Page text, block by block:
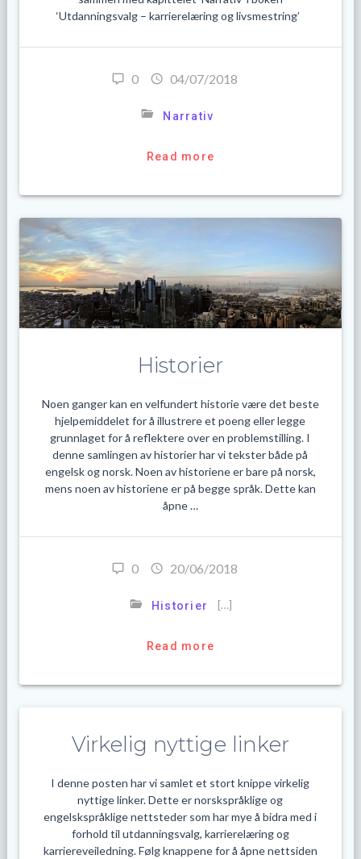
‘Utdanningsvalg – karrierelæring og livsmestring’
0 04/07/2018
Narrativ
Read more
Historier
Noen ganger kan en velfundert historie være det beste
hjelpemiddelet for å illustrere et poeng eller legge
grunnlaget for å reflektere over en problemstilling. I
denne samlingen av historier har vi tekster både på
engelsk og norsk. Noen av historiene er bare på norsk,
mens noen av historiene er på begge språk. Dette kan
åpne …
0 20/06/2018
Historier […]
Read more
Virkelig nyttige linker
I denne posten har vi samlet et stort knippe virkelig
nyttige linker. Dette er norskspråklige og
engelskspråklige nettsteder som har mye å bidra med i
forhold til utdanningsvalg, karrierelæring og
karriereveiledning. Følg knappene for å åpne nettsiden